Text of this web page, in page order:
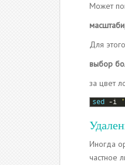
Может
Для
выбор
за цвет
sed -i
Иногда
частное